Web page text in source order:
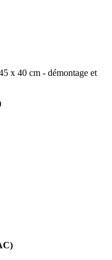
x 40 cm - démontage et